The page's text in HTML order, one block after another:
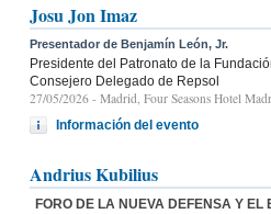
Josu Jon Imaz
Presentador de Benjamín León, Jr.
Presidente del Patronato de la
Consejero Delegado de Repsol
27/05/2026 - Madrid, Four Seasons Hotel
Información del evento
Andrius Kubilius
FORO DE LA NUEVA DEFENSA Y EL